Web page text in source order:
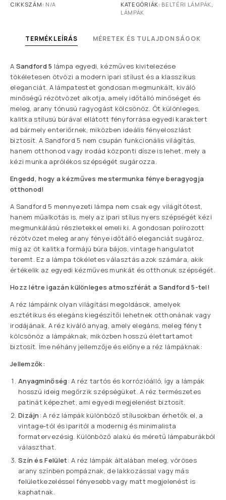
CIKKSZÁM: N/A KATEGÓRIÁK: BELTÉRI LÁMPÁK,
LÁMPÁK
TERMÉKLEÍRÁS MÉRETEK ÉS TULAJDONSÁGOK
A Sandford 5 lámpa egyedi, kézműves kivitelezése
tökéletesen ötvözi a modern ipari stílust és a klasszikus
eleganciát. A lámpatestet gondosan megmunkált, kiváló
minőségű rézötvözet alkotja, amely időtálló minőséget és
meleg, arany tónusú ragyogást kölcsönöz. Öt különleges,
kalitka stílusú búrával ellátott fényforrása egyedi karaktert
ad bármely enteriőrnek, miközben ideális fényeloszlást
biztosít. A Sandford 5 nem csupán funkcionális világítás,
hanem otthonod vagy irodád központi dísze is lehet, mely a
kézi munka aprólékos szépségét sugározza.
Engedd, hogy a kézműves mestermunka fénye beragyogja
otthonod!
A Sandford 5 mennyezeti lámpa nem csak egy világítótest,
hanem műalkotás is, mely az ipari stílus nyers szépségét kézi
megmunkálású részletekkel emeli ki. A gondosan polírozott
rézötvözet meleg arany fénye időtálló eleganciát sugároz,
míg az öt kalitka formájú búra bájos, vintage hangulatot
teremt. Ez a lámpa tökéletes választás azok számára, akik
értékelik az egyedi kézműves munkát és otthonuk szépségét.
Hozz létre igazán különleges atmoszférát a Sandford 5-tel!
A réz lámpáink olyan világítási megoldások, amelyek
esztétikus és elegáns kiegészítői lehetnek otthonának vagy
irodájának. A réz kiváló anyag, amely elegáns, meleg fényt
kölcsönöz a lámpáknak, miközben hosszú élettartamot
biztosít. Íme néhány jellemzője és előnye a réz lámpáknak:
Jellemzők:
Anyagminőség: A réz tartós és korrózióálló, így a lámpák
hosszú ideig megőrzik szépségüket. A réz természetes
patinát képezhet, ami egyedi megjelenést biztosít.
Dizájn: A réz lámpák különböző stílusokban érhetők el, a
vintage-tól és iparitól a modernig és minimalista
formatervezésig. Különböző alakú és méretű lámpaburákból
választhat.
Szín és Felület: A réz lámpák általában meleg, vöröses
arany színben pompáznak, de lakkozással vagy más
felületkezeléssel fényesebb vagy matt megjelenést is
kaphatnak.